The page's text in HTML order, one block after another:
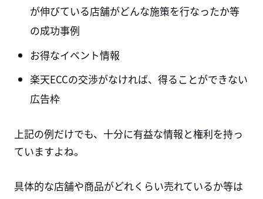
が伸びている店舗がどんな施策を行なったか等
の成功事例
お得なイベント情報
楽天ECCの交渉がなければ、得ることができない
広告枠
上記の例だけでも、十分に有益な情報と権利を持っ
ていますよね。
具体的な店舗や商品がどれくらい売れているか等は